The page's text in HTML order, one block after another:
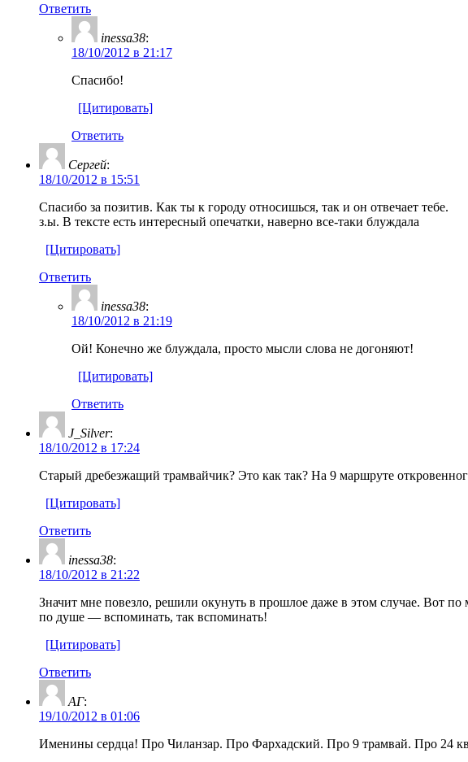
Ответить
inessa38:
18/10/2012 в 21:17
Спасибо!
[Цитировать]
Ответить
Сергей:
18/10/2012 в 15:51
Спасибо за позитив. Как ты к городу относишься, так и он отвечает тебе.
з.ы. В тексте есть интересный опечатки, наверно все-таки блуждала
[Цитировать]
Ответить
inessa38:
18/10/2012 в 21:19
Ой! Конечно же блуждала, просто мысли слова не догоняют!
[Цитировать]
Ответить
J_Silver:
18/10/2012 в 17:24
Старый дребезжащий трамвайчик? Это как так? На 9 маршруте
[Цитировать]
Ответить
inessa38:
18/10/2012 в 21:22
Значит мне повезло, решили окунуть в прошлое даже в этом случае. Вот
по душе — вспоминать, так вспоминать!
[Цитировать]
Ответить
АГ:
19/10/2012 в 01:06
Именины сердца! Про Чиланзар. Про Фархадский. Про 9 трамвай. Про 24